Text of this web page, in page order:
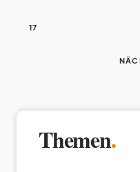
17
Themen.